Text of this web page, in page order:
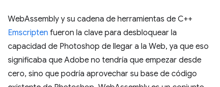
WebAssembly y su cadena de herramientas de C++
Emscripten fueron la clave para desbloquear la
capacidad de Photoshop de llegar a la Web, ya que eso
significaba que Adobe no tendría que empezar desde
cero, sino que podría aprovechar su base de código